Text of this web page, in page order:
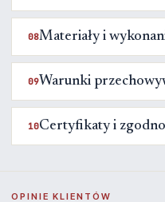
08Materiały i
09Warunki
10Certyfikaty i
OPINIE KLIENTÓW